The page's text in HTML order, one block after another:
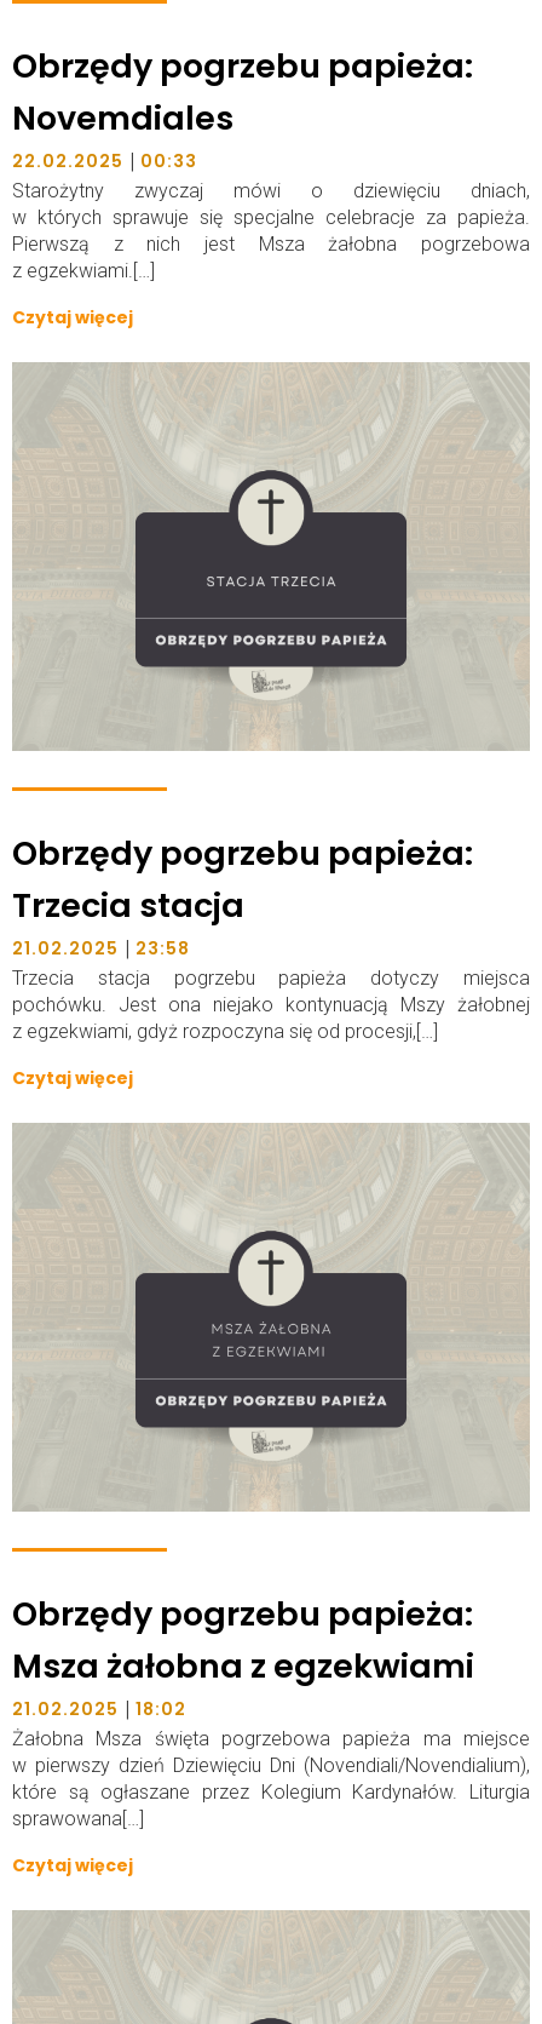
Obrzędy pogrzebu papieża:
Novemdiales
22.02.2025 | 00:33
Starożytny zwyczaj mówi o dziewięciu dniach,
w których sprawuje się specjalne celebracje za papieża.
Pierwszą z nich jest Msza żałobna pogrzebowa
z egzekwiami.[…]
Czytaj więcej
Obrzędy pogrzebu papieża:
Trzecia stacja
21.02.2025 | 23:58
Trzecia stacja pogrzebu papieża dotyczy miejsca
pochówku. Jest ona niejako kontynuacją Mszy żałobnej
z egzekwiami, gdyż rozpoczyna się od procesji,[…]
Czytaj więcej
Obrzędy pogrzebu papieża:
Msza żałobna z egzekwiami
21.02.2025 | 18:02
Żałobna Msza święta pogrzebowa papieża ma miejsce
w pierwszy dzień Dziewięciu Dni (Novendiali/Novendialium),
które są ogłaszane przez Kolegium Kardynałów. Liturgia
sprawowana[…]
Czytaj więcej